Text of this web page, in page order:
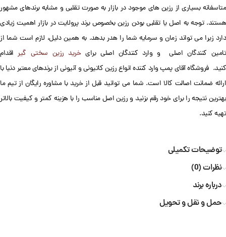
متاسفانه بسیاری از رزین های موجود در بازار به صورت تقلبی و مشابه برندهای مشهور
هستند. توجه به اصل یا تقلبی بودن رزین بخصوص برند پرولایت در بازار اهمیت زیادی
دارد زیرا می تواند زمان و سرمایه شما را هدر بدهد. به همین دلیل، لازم است شما از
تامین کنندگان اصلی و وارد کنندگان اصلی برایخرید رزین سختی گیراقدام
کنید. فروشگاه آقای پمپ وارد کننده انواع رزین کاتیونی و آنیونی از برندهای معتبر دنیا با
ارائه ضمانت اصالت کالا است. شما می توانید قبل از خرید با مشاوره رایگان از تیم ما
بهترین نتیجه را برای خود رقم بزنید و رزین اصل مناسب را با هزینه کمتر و کیفیت بالاتر
تهیه کنید.
توضیحات تکمیلی
نظرات (0)
درباره برند
حمل و نقل و تحویل